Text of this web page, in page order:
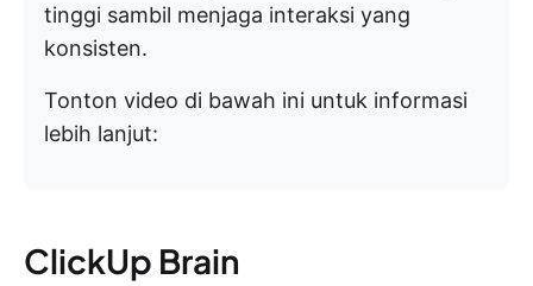
tinggi sambil menjaga interaksi yang
konsisten.
Tonton video di bawah ini untuk informasi
lebih lanjut:
ClickUp Brain